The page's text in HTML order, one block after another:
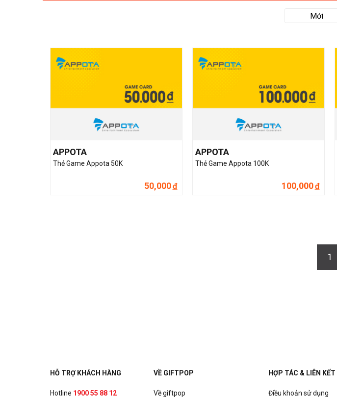
Mới
APPOTA
Thẻ Game Appota 50K
50,000đ
APPOTA
Thẻ Game Appota 100K
100,000đ
1
HỖ TRỢ KHÁCH HÀNG
Hotline 1900 55 88 12
VỀ GIFTPOP
Về giftpop
HỢP TÁC & LIÊN KẾT
Điều khoản sử dụng